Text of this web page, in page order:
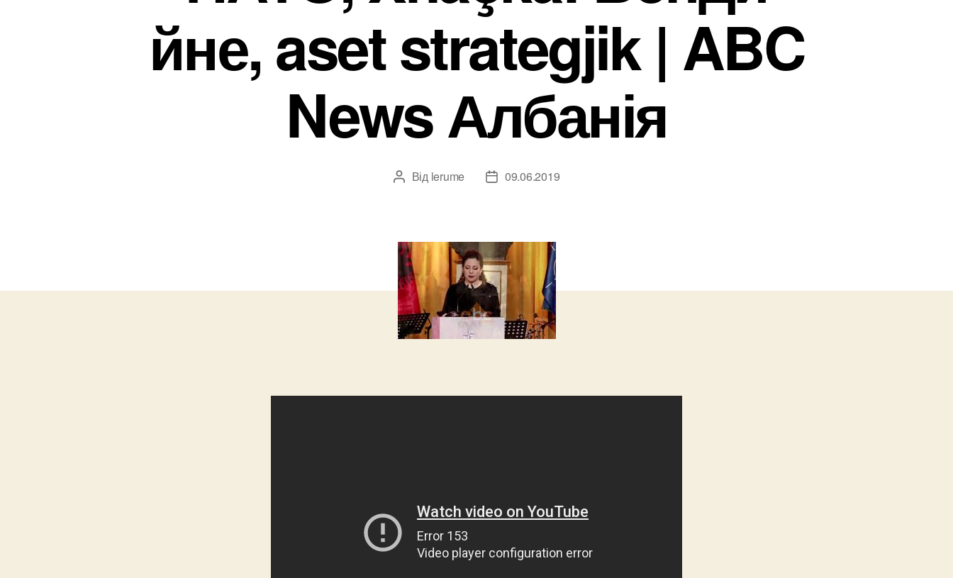
йне, aset strategjik | ABC
News Албанія
Автор
Від lerume
Дата09.06.2019